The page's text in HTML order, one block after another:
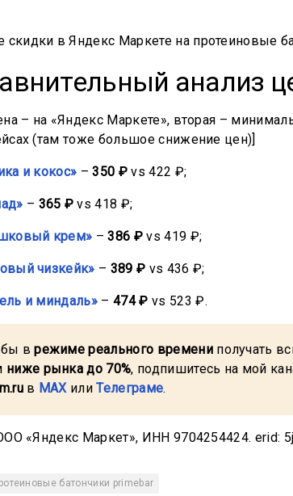
анализ
– на «Яндекс Маркете», вторая –
(там тоже большое снижение цен)]
и кокос» –350 ₽vs 422 ₽;
– 365 ₽ vs 418 ₽;
крем» –386 ₽vs 419 ₽;
чизкейк» – 389 ₽ vs 436 ₽;
и миндаль» –474 ₽ vs 523 ₽.
врежиме реального времениполучать
ниже рынка до 70%, подпишитесь на мой
в MAXилиТелеграме.
«Яндекс Маркет», ИНН 9704254424. erid:
батончики primebar